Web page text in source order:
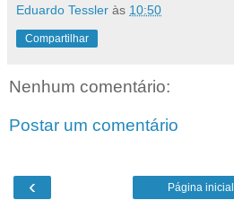
Eduardo Tessler às 10:50
Compartilhar
Nenhum comentário:
Postar um comentário
‹ Página inicial